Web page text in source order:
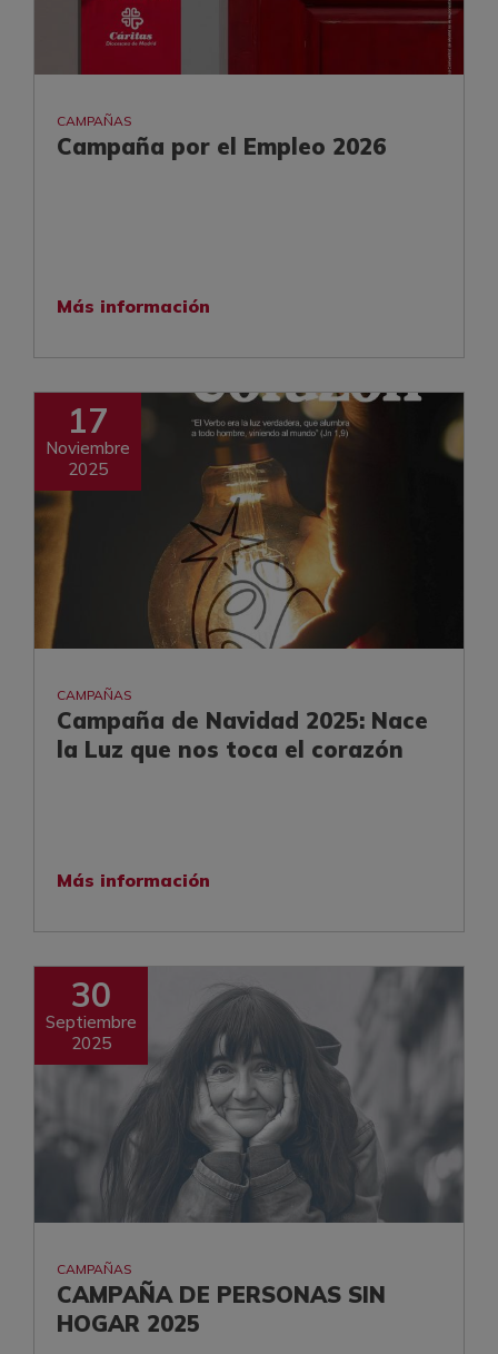
CAMPAÑAS
Campaña por el Empleo 2026
Más información
17
Noviembre
2025
CAMPAÑAS
Campaña de Navidad 2025: Nace
la Luz que nos toca el corazón
Más información
30
Septiembre
2025
CAMPAÑAS
CAMPAÑA DE PERSONAS SIN
HOGAR 2025